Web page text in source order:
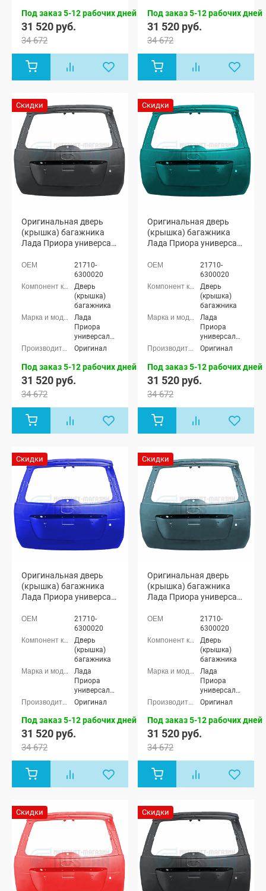
Под заказ 5-12 рабочих дней
31 520 руб.
34 672
Под заказ 5-12 рабочих дней
31 520 руб.
34 672
Скидки
Оригинальная дверь
(крышка) багажника
Лада Приора универсал
21710-
6300020
Дверь
(крышка)
багажника
Лада
Приора
универсал
(ВАЗ 2171)
Оригинал
Под заказ 5-12 рабочих дней
31 520 руб.
34 672
Скидки
Оригинальная дверь
(крышка) багажника
Лада Приора универсал
21710-
6300020
Дверь
(крышка)
багажника
Лада
Приора
универсал
(ВАЗ 2171)
Оригинал
Под заказ 5-12 рабочих дней
31 520 руб.
34 672
Скидки
Оригинальная дверь
(крышка) багажника
Лада Приора универсал
21710-
6300020
Дверь
(крышка)
багажника
Лада
Приора
универсал
(ВАЗ 2171)
Оригинал
Под заказ 5-12 рабочих дней
31 520 руб.
34 672
Скидки
Оригинальная дверь
(крышка) багажника
Лада Приора универсал
606)
21710-
6300020
Дверь
(крышка)
багажника
Лада
Приора
универсал
(ВАЗ 2171)
Оригинал
Под заказ 5-12 рабочих дней
31 520 руб.
34 672
Скидки Скидки